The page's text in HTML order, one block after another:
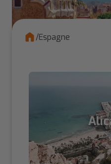
/Espagne